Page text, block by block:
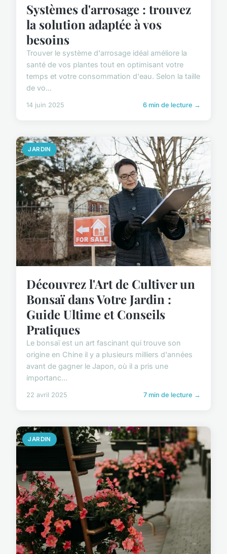
Systèmes d'arrosage : trouvez
la solution adaptée à vos
besoins
Trouver le système d'arrosage idéal améliore la
santé de vos plantes tout en optimisant votre
temps et votre consommation d'eau. Selon la taille
de vo...
14 juin 2025 6 min de lecture →
JARDIN
Découvrez l'Art de Cultiver un
Bonsaï dans Votre Jardin :
Guide Ultime et Conseils
Pratiques
Le bonsaï est un art fascinant qui trouve son
origine en Chine il y a plusieurs milliers d'années
avant de gagner le Japon, où il a pris une
importanc...
22 avril 2025 7 min de lecture →
JARDIN